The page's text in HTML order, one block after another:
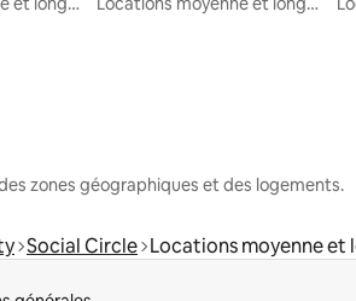
zones géographiques et des logements.
Social Circle Locations moyenne et